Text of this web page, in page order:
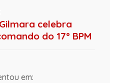
celebra
do 17º BPM
em: